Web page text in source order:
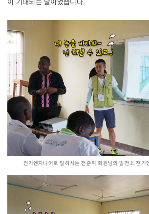
전기엔지니어로 일하시는 전준휘 회원님의 발전소 전기